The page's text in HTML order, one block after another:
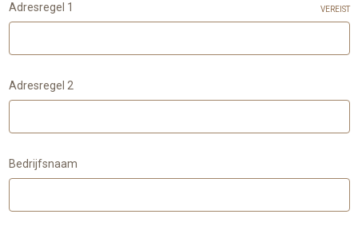
Adresregel 1 VEREIST
Adresregel 2
Bedrijfsnaam